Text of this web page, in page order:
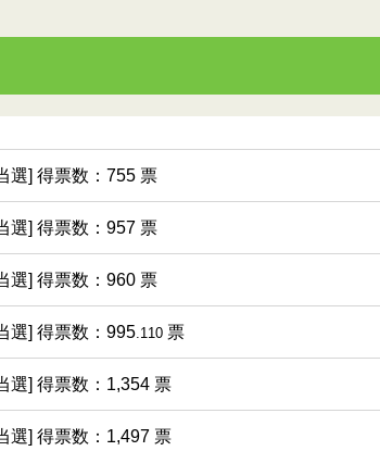
選] 得票数：755 票
選] 得票数：957 票
選] 得票数：960 票
選] 得票数：995.110 票
選] 得票数：1,354 票
選] 得票数：1,497 票